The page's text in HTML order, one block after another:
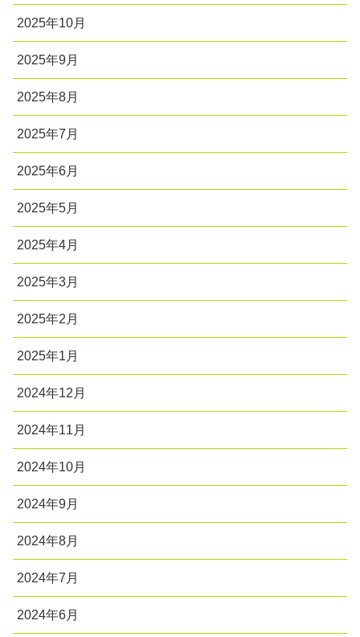
2025年10月
2025年9月
2025年8月
2025年7月
2025年6月
2025年5月
2025年4月
2025年3月
2025年2月
2025年1月
2024年12月
2024年11月
2024年10月
2024年9月
2024年8月
2024年7月
2024年6月